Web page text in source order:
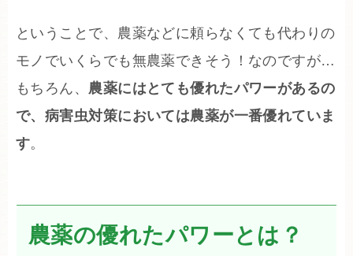
ということで、農薬などに頼らなくても代わりの
モノでいくらでも無農薬できそう！なのですが…
もちろん、 農薬にはとても優れたパワーがあるの
で、病害虫対策においては農薬が一番優れていま
す。
農薬の優れたパワーとは？